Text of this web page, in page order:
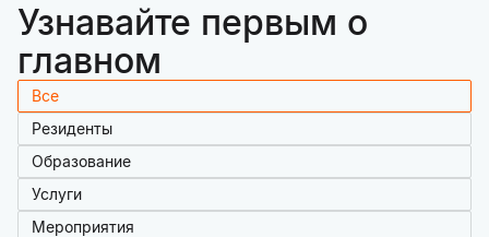
Узнавайте первым о
главном
Все
Резиденты
Образование
Услуги
Мероприятия